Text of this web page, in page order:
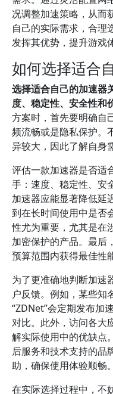
况调整加速策略，从而
自己的实际需求，合理
发挥其优势，提升游戏
如何选择适合
选择适合自己的加速器
度、稳定性、安全性和
方案时，首先要明确自
频流畅或是隐私保护。
异较大，因此了解自身
评估一款加速器是否适
手：速度、稳定性、安
加速器应能显著降低延
到在长时间使用中是否
性尤为重要，尤其是在
加密保护的产品。最后
预算范围内获得最佳性能
为了更准确地判断加速
户反馈。例如，某些知
“ZDNet”会定期发布加
对比。此外，访问各大
解实际使用中的优缺点
后服务和技术支持的品
助，确保使用体验顺畅。
在实际选择过程中，不